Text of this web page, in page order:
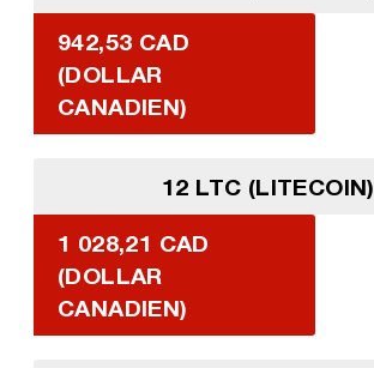
942,53 CAD
(DOLLAR
CANADIEN)
12 LTC (LITECOIN)
1 028,21 CAD
(DOLLAR
CANADIEN)